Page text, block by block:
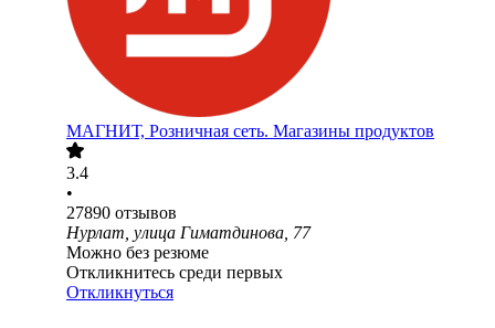
МАГНИТ, Розничная сеть. Магазины продуктов
3.4
•
27890 отзывов
Нурлат, улица Гиматдинова, 77
Можно без резюме
Откликнитесь среди первых
Откликнуться